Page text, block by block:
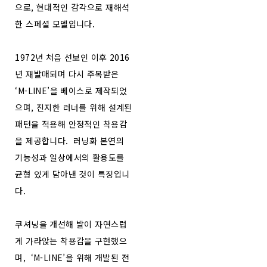
으로, 현대적인 감각으로 재해석
한 스페셜 모델입니다.
1972년 처음 선보인 이후 2016
년 재발매되며 다시 주목받은
‘M-LINE’을 베이스로 제작되었
으며, 진지한 러너를 위해 설계된
패턴을 적용해 안정적인 착용감
을 제공합니다. 러닝화 본연의
기능성과 일상에서의 활용도를
균형 있게 담아낸 것이 특징입니
다.
쿠셔닝을 개선해 발이 자연스럽
게 가라앉는 착용감을 구현했으
며, ‘M-LINE’을 위해 개발된 전